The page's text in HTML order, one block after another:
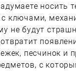
носить
ключами,
не будут
песчинок и
с